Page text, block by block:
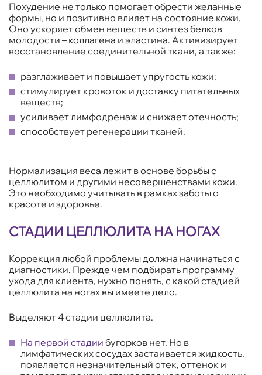
Похудение не только помогает обрести желанные
формы, но и позитивно влияет на состояние кожи.
Оно ускоряет обмен веществ и синтез белков
молодости – коллагена и эластина. Активизирует
восстановление соединительной ткани, а также:
разглаживает и повышает упругость кожи;
стимулирует кровоток и доставку питательных
веществ;
усиливает лимфодренаж и снижает отечность;
способствует регенерации тканей.
Нормализация веса лежит в основе борьбы с
целлюлитом и другими несовершенствами кожи.
Это необходимо учитывать в рамках заботы о
красоте и здоровье.
СТАДИИ ЦЕЛЛЮЛИТА НА НОГАХ
Коррекция любой проблемы должна начинаться с
диагностики. Прежде чем подбирать программу
ухода для клиента, нужно понять, с какой стадией
целлюлита на ногах вы имеете дело.
Выделяют 4 стадии целлюлита.
На первой стадии бугорков нет. Но в
лимфатических сосудах застаивается жидкость,
появляется незначительный отек, оттенок и